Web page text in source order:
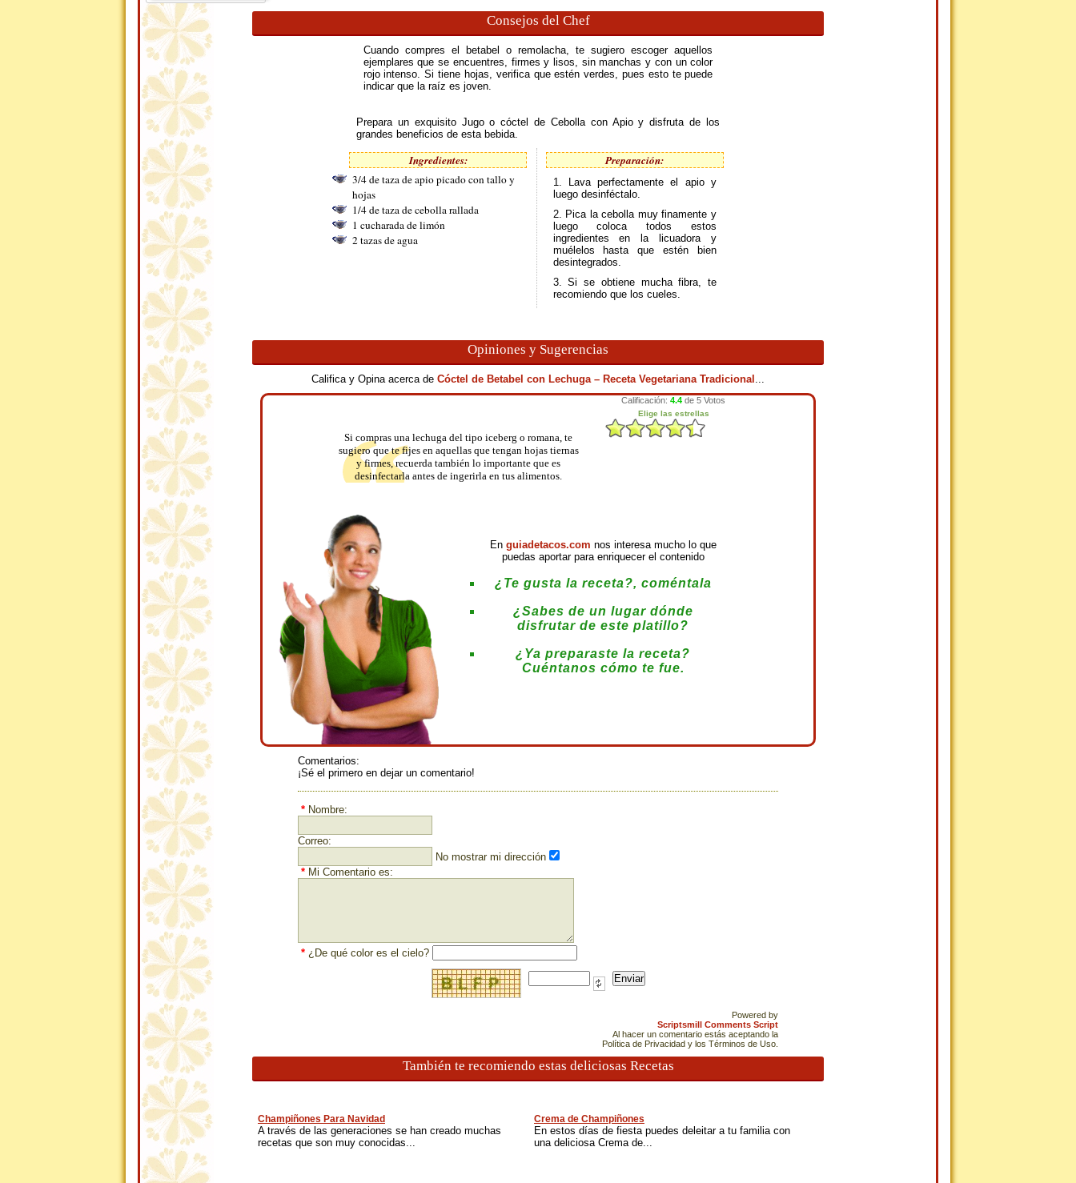
Consejos del Chef
Cuando compres el betabel o remolacha, te sugiero escoger aquellos
ejemplares que se encuentres, firmes y lisos, sin manchas y con un color
rojo intenso. Si tiene hojas, verifica que estén verdes, pues esto te puede
indicar que la raíz es joven.
Prepara un exquisito Jugo o cóctel de Cebolla con Apio y disfruta de los
grandes beneficios de esta bebida.
Ingredientes:
3/4 de taza de apio picado con tallo y
hojas
1/4 de taza de cebolla rallada
1 cucharada de limón
2 tazas de agua
Preparación:
1. Lava perfectamente el apio y
luego desinféctalo.
2. Pica la cebolla muy finamente y
luego coloca todos estos
ingredientes en la licuadora y
muélelos hasta que estén bien
desintegrados.
3. Si se obtiene mucha fibra, te
recomiendo que los cueles.
Opiniones y Sugerencias
Califica y Opina acerca de Cóctel de Betabel con Lechuga – Receta Vegetariana Tradicional ...
Si compras una lechuga del tipo iceberg o romana, te
sugiero que te fijes en aquellas que tengan hojas tiernas
y firmes, recuerda también lo importante que es
desinfectarla antes de ingerirla en tus alimentos.
En guiadetacos.com nos interesa mucho lo que
puedas aportar para enriquecer el contenido
¿Te gusta la receta?, coméntala
¿Sabes de un lugar dónde
disfrutar de este platillo?
¿Ya preparaste la receta?
Cuéntanos cómo te fue.
Comentarios:
¡Sé el primero en dejar un comentario!
* Nombre:
Correo:
No mostrar mi dirección
* Mi Comentario es:
* ¿De qué color es el cielo?
Powered by
Scriptsmill Comments Script
Al hacer un comentario estás aceptando la
Política de Privacidad y los Términos de Uso.
También te recomiendo estas deliciosas Recetas
Champiñones Para Navidad
A través de las generaciones se han creado muchas
recetas que son muy conocidas...
Crema de Champiñones
En estos días de fiesta puedes deleitar a tu familia con
una deliciosa Crema de...